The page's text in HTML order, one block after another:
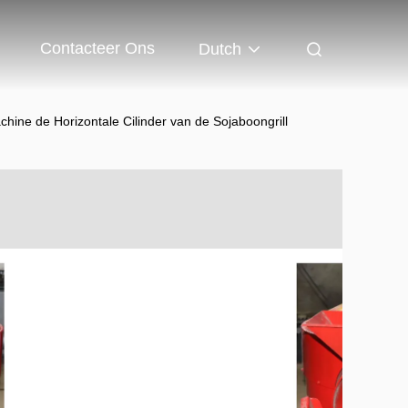
Contacteer Ons Dutch
de Horizontale Cilinder van de Sojaboongrill